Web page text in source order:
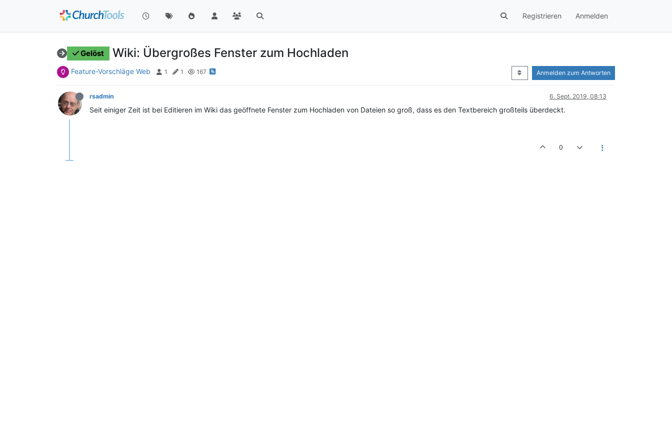
Registrieren Anmelden
Gelöst Wiki: Übergroßes Fenster zum Hochladen
Feature-Vorschläge Web 1 1 167 Anmelden zum Antworten
rsadmin 6. Sept. 2019, 08:13
Seit einiger Zeit ist bei Editieren im Wiki das geöffnete Fenster zum Hochladen von Dateien so groß, dass es den Textbereich großteils überdeckt.
0